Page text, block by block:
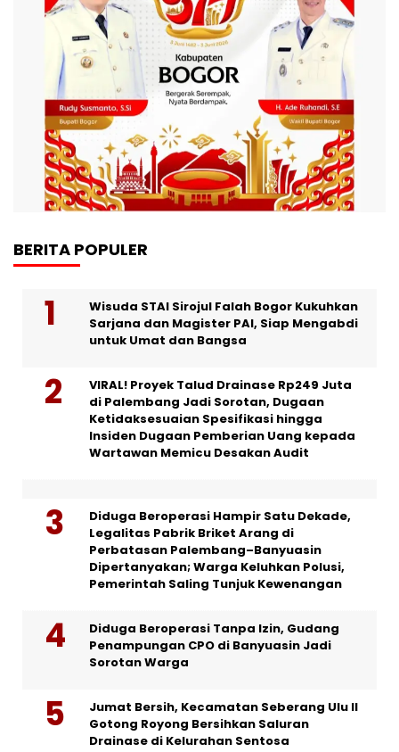
BERITA POPULER
Wisuda STAI Sirojul Falah Bogor Kukuhkan
Sarjana dan Magister PAI, Siap Mengabdi
untuk Umat dan Bangsa
VIRAL! Proyek Talud Drainase Rp249 Juta
di Palembang Jadi Sorotan, Dugaan
Ketidaksesuaian Spesifikasi hingga
Insiden Dugaan Pemberian Uang kepada
Wartawan Memicu Desakan Audit
Diduga Beroperasi Hampir Satu Dekade,
Legalitas Pabrik Briket Arang di
Perbatasan Palembang–Banyuasin
Dipertanyakan; Warga Keluhkan Polusi,
Pemerintah Saling Tunjuk Kewenangan
Diduga Beroperasi Tanpa Izin, Gudang
Penampungan CPO di Banyuasin Jadi
Sorotan Warga
Jumat Bersih, Kecamatan Seberang Ulu II
Gotong Royong Bersihkan Saluran
Drainase di Kelurahan Sentosa